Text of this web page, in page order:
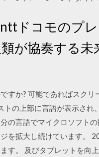
ドコモのプ
が協奏する
すか? 可能であればスク
トの上部に言語が表示され
の言語でマイクロソフト
を拡大し続けています。
す。 及びタブレットを向